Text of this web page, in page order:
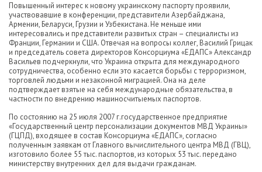
Повышенный интерес к новому украинскому паспорту проявили,
участвовавшие в конференции, представители Азербайджана,
Армении, Беларуси, Грузии и Узбекистана. Не меньше ими
интересовались и представители развитых стран – специалисты из
Франции, Германии и США. Отвечая на вопросы коллег, Василий Грицак
и председатель совета директоров Консорциума «ЕДАПС» Александр
Васильев подчеркнули, что Украина открыта для международного
сотрудничества, особенно если это касается борьбы с терроризмом,
торговлей людьми и незаконной миграцией. Она на деле
подтверждает взятые на себя международные обязательства, в
частности по внедрению машиносчитыемых паспортов.
По состоянию на 25 июля 2007 г.государственное предприятие
«Государственный центр персонализации документов МВД Украины»
(ГЦПД), входящее в состав Консорциума «ЕДАПС», согласно
полученным заявкам от Главного вычислительного центра МВД (ГВЦ),
изготовило более 55 тыс. паспортов, из которых 53 тыс. передано
министерству внутренних дел для выдачи гражданам.